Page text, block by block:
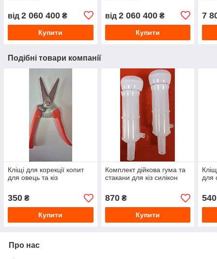
від 2 060 400 ₴
Купити
від 2 060 400₴
Купити
7
Подібні товари компанії
Кліщі для корекції копит
для овець та кіз
350 ₴
Купити
Комплект дійкова гума та
стакани для кіз силікон
870₴
Купити
для
540
Про нас